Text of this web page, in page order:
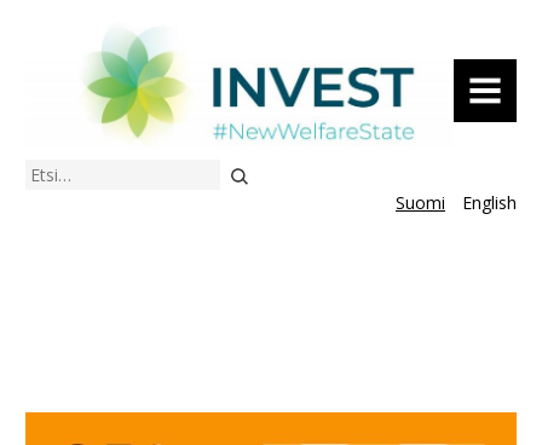
VALIKKO
Etsi
Suomi
English